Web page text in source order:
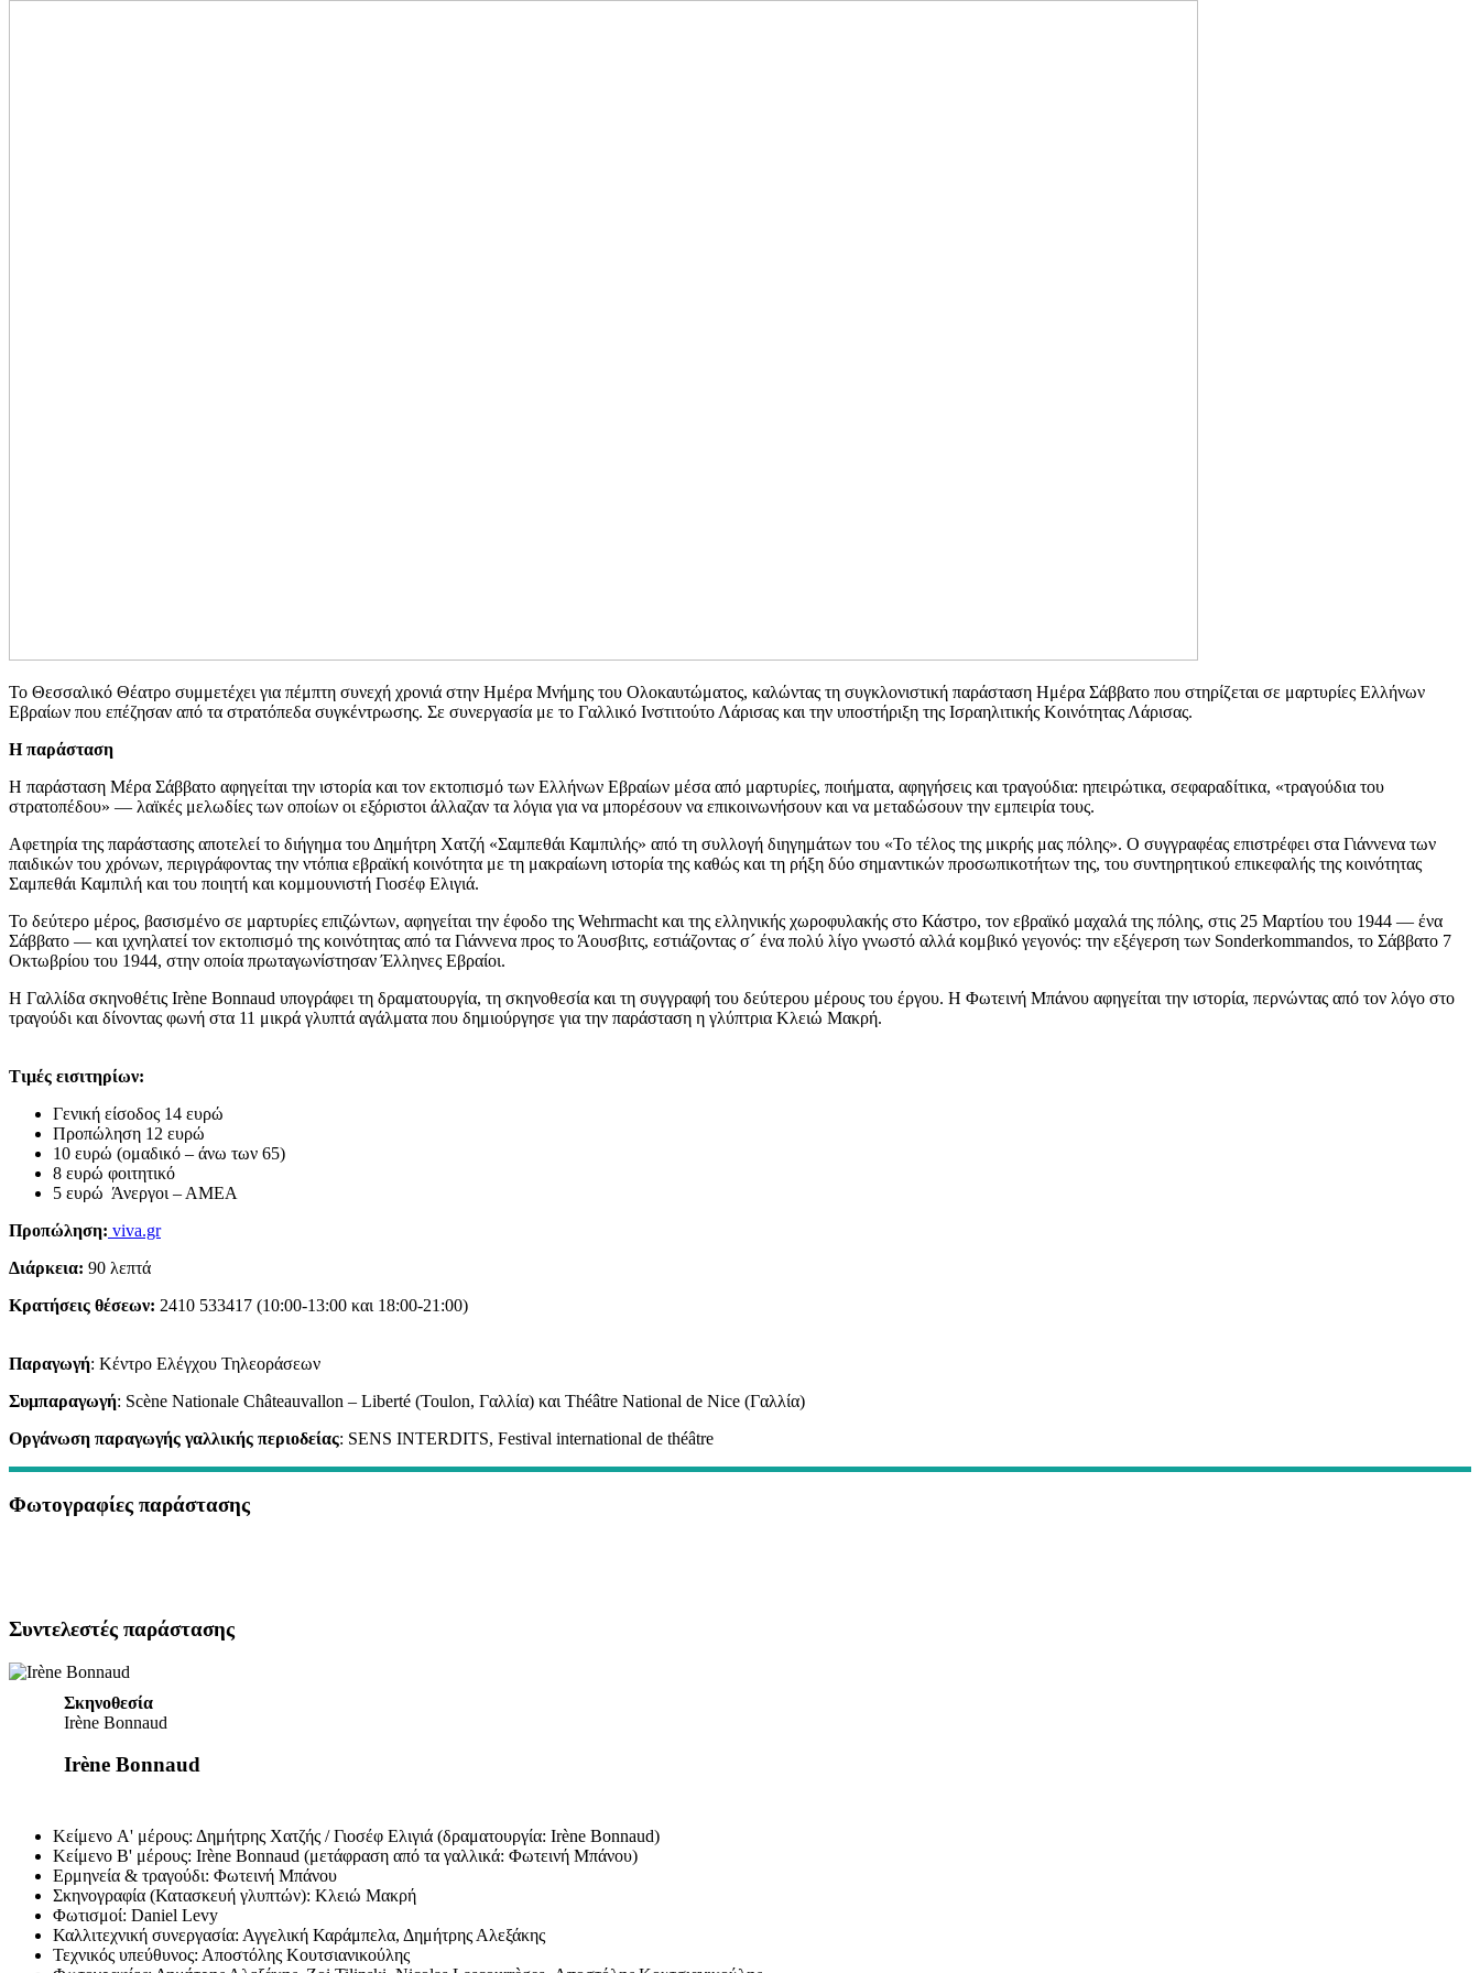
Το Θεσσαλικό Θέατρο συμμετέχει για πέμπτη συνεχή χρονιά στην Ημέρα Μνήμης του Ολοκαυτώματος, καλώντας τη συγκλονιστική παράσταση Ημέρα Σάββατο που στηρίζεται σε μαρτυρίες Ελλήνων
Εβραίων που επέζησαν από τα στρατόπεδα συγκέντρωσης. Σε συνεργασία με το Γαλλικό Ινστιτούτο Λάρισας και την υποστήριξη της Ισραηλιτικής Κοινότητας Λάρισας.
Η παράσταση
Η παράσταση Μέρα Σάββατο αφηγείται την ιστορία και τον εκτοπισμό των Ελλήνων Εβραίων μέσα από μαρτυρίες, ποιήματα, αφηγήσεις και τραγούδια: ηπειρώτικα, σεφαραδίτικα, «τραγούδια του
στρατοπέδου» — λαϊκές μελωδίες των οποίων οι εξόριστοι άλλαζαν τα λόγια για να μπορέσουν να επικοινωνήσουν και να μεταδώσουν την εμπειρία τους.
Αφετηρία της παράστασης αποτελεί το διήγημα του Δημήτρη Χατζή «Σαμπεθάι Καμπιλής» από τη συλλογή διηγημάτων του «Το τέλος της μικρής μας πόλης». Ο συγγραφέας επιστρέφει στα Γιάννενα των
παιδικών του χρόνων, περιγράφοντας την ντόπια εβραϊκή κοινότητα με τη μακραίωνη ιστορία της καθώς και τη ρήξη δύο σημαντικών προσωπικοτήτων της, του συντηρητικού επικεφαλής της κοινότητας
Σαμπεθάι Καμπιλή και του ποιητή και κομμουνιστή Γιοσέφ Ελιγιά.
Το δεύτερο μέρος, βασισμένο σε μαρτυρίες επιζώντων, αφηγείται την έφοδο της Wehrmacht και της ελληνικής χωροφυλακής στο Κάστρο, τον εβραϊκό μαχαλά της πόλης, στις 25 Μαρτίου του 1944 — ένα
Σάββατο — και ιχνηλατεί τον εκτοπισμό της κοινότητας από τα Γιάννενα προς το Άουσβιτς, εστιάζοντας σ´ ένα πολύ λίγο γνωστό αλλά κομβικό γεγονός: την εξέγερση των Sonderkommandos, το Σάββατο 7
Οκτωβρίου του 1944, στην οποία πρωταγωνίστησαν Έλληνες Εβραίοι.
Η Γαλλίδα σκηνοθέτις Irène Bonnaud υπογράφει τη δραματουργία, τη σκηνοθεσία και τη συγγραφή του δεύτερου μέρους του έργου. Η Φωτεινή Μπάνου αφηγείται την ιστορία, περνώντας από τον λόγο στο
τραγούδι και δίνοντας φωνή στα 11 μικρά γλυπτά αγάλματα που δημιούργησε για την παράσταση η γλύπτρια Κλειώ Μακρή.
Τιμές εισιτηρίων:
Γενική είσοδος 14 ευρώ
Προπώληση 12 ευρώ
10 ευρώ (ομαδικό – άνω των 65)
8 ευρώ φοιτητικό
5 ευρώ Άνεργοι – ΑΜΕΑ
Προπώληση: viva.gr
Διάρκεια: 90 λεπτά
Κρατήσεις θέσεων: 2410 533417 (10:00-13:00 και 18:00-21:00)
Παραγωγή: Κέντρο Ελέγχου Τηλεοράσεων
Συμπαραγωγή: Scène Nationale Châteauvallon – Liberté (Toulon, Γαλλία) και Théâtre National de Nice (Γαλλία)
Οργάνωση παραγωγής γαλλικής περιοδείας: SENS INTERDITS, Festival international de théâtre
Φωτογραφίες παράστασης
Συντελεστές παράστασης
Σκηνοθεσία
Irène Bonnaud
Irène Bonnaud
Κείμενο A' μέρους: Δημήτρης Χατζής / Γιοσέφ Ελιγιά (δραματουργία: Irène Bonnaud)
Κείμενο B' μέρους: Irène Bonnaud (μετάφραση από τα γαλλικά: Φωτεινή Μπάνου)
Ερμηνεία & τραγούδι: Φωτεινή Μπάνου
Σκηνογραφία (Κατασκευή γλυπτών): Κλειώ Μακρή
Φωτισμοί: Daniel Levy
Καλλιτεχνική συνεργασία: Αγγελική Καράμπελα, Δημήτρης Αλεξάκης
Τεχνικός υπεύθυνος: Αποστόλης Κουτσιανικούλης